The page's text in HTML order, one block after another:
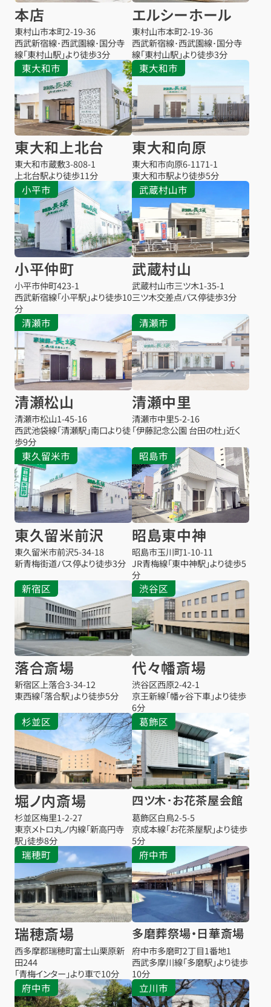
本店
東村山市本町2-19-36
西武新宿線･西武園線･国分寺
線「東村山駅」より徒歩3分
エルシーホール
東村山市本町2-19-36
西武新宿線･西武園線･国分寺
線「東村山駅」より徒歩3分
東大和市
東大和上北台
東大和市蔵敷3-808-1
上北台駅より徒歩11分
東大和市
東大和向原
東大和市向原6-1171-1
東大和市駅より徒歩5分
小平市
小平仲町
小平市仲町423-1
西武新宿線「小平駅」より徒歩10
分
武蔵村山市
武蔵村山
武蔵村山市三ツ木1-35-1
三ツ木交差点バス停徒歩3分
清瀬市
清瀬松山
清瀬市松山1-45-16
西武池袋線「清瀬駅」南口より徒
歩9分
清瀬市
清瀬中里
清瀬市中里5-2-16
「伊藤記念公園 台田の杜」近く
東久留米市
東久留米前沢
東久留米市前沢5-34-18
新青梅街道バス停より徒歩3分
昭島市
昭島東中神
昭島市玉川町1-10-11
JR青梅線「東中神駅」より徒歩5
分
新宿区
落合斎場
新宿区上落合3-34-12
東西線「落合駅」より徒歩5分
渋谷区
代々幡斎場
渋谷区西原2-42-1
京王新線「幡ヶ谷下車」より徒歩
6分
杉並区
堀ノ内斎場
杉並区梅里1-2-27
東京メトロ丸ノ内線「新高円寺
駅」徒歩8分
葛飾区
四ツ木･お花茶屋会館
葛飾区白鳥2-5-5
京成本線「お花茶屋駅」より徒歩
5分
瑞穂町
瑞穂斎場
西多摩郡瑞穂町富士山栗原新
田244
「青梅インター」より車で10分
府中市
多磨葬祭場・日華斎場
府中市多磨町2丁目1番地1
西武多摩川線「多磨駅」より徒歩
10分
府中市 立川市